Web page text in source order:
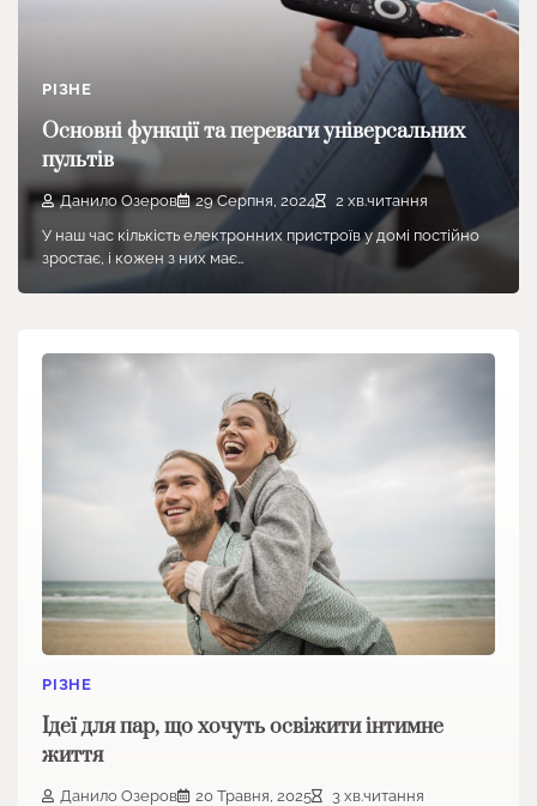
РІЗНЕ
Основні функції та переваги універсальних
пультів
Данило Озеров 29 Серпня, 2024
2 хв.читання
У наш час кількість електронних пристроїв у домі постійно
зростає, і кожен з них має…
РІЗНЕ
Ідеї для пар, що хочуть освіжити інтимне
життя
Данило Озеров 20 Травня, 2025
3 хв.читання